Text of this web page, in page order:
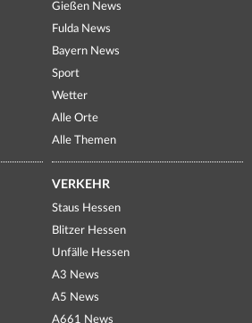
Gießen News
Fulda News
Bayern News
Sport
Wetter
Alle Orte
Alle Themen
VERKEHR
Staus Hessen
Blitzer Hessen
Unfälle Hessen
A3 News
A5 News
A661 News